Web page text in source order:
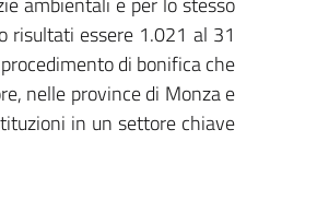
risultati essere 1.021 al 31
di bonifica che
nelle province di Monza e
in un settore chiave